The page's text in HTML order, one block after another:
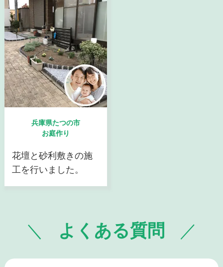
兵庫県たつの市
お庭作り
花壇と砂利敷きの施
工を行いました。
よくある質問